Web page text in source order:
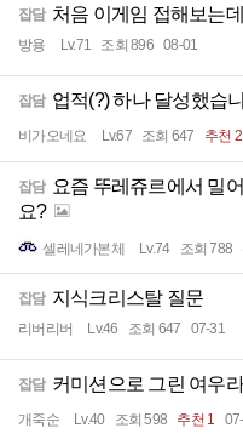
잡담 처음 이게임 접해보는
방용 Lv.71 조회 896 08-01
잡담 업적(?) 하나 달성했습
비가오네요 Lv.67 조회 647 추천 2
잡담 요즘 뚜레쥬르에서 밀
요?
셀레네가본체 Lv.74 조회 788
잡담 지식크리스탈 질문
리버리버 Lv.46 조회 647 07-31
잡담 커미션으로 그린 여우라
개죽순 Lv.40 조회 598 추천 1